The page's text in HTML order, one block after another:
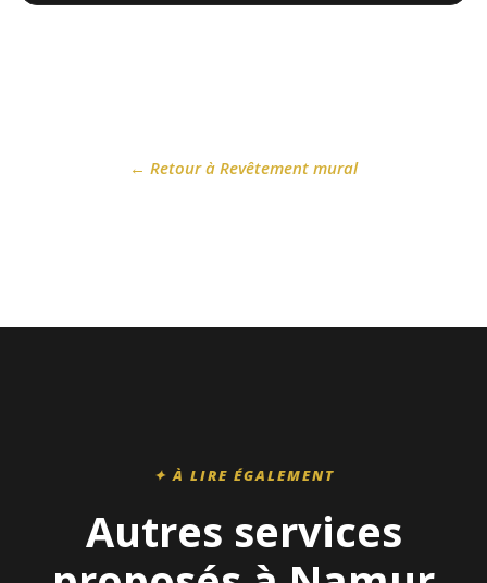
← Retour à Revêtement mural
✦ À LIRE ÉGALEMENT
Autres services